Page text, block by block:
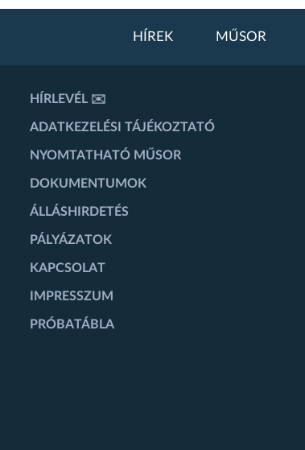
HÍREK MŰSOR
HÍRLEVÉL ✉️
ADATKEZELÉSI TÁJÉKOZTATÓ
NYOMTATHATÓ MŰSOR
DOKUMENTUMOK
ÁLLÁSHIRDETÉS
PÁLYÁZATOK
KAPCSOLAT
IMPRESSZUM
PRÓBATÁBLA